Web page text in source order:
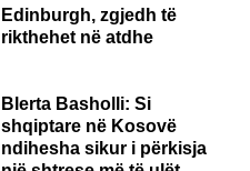
Edinburgh, zgjedh të
rikthehet në atdhe
Blerta Basholli: Si
shqiptare në Kosovë
ndihesha sikur i përkisja